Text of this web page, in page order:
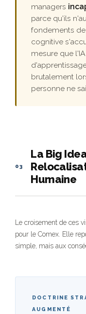
managers
parce qu'ils
fondements
cognitive
mesure que
brutalement
personne ne
03
La Big
Humaine
Le croisement de ces
pour le Comex. Elle
simple, mais aux
DOCTRINE
AUGMENTÉ